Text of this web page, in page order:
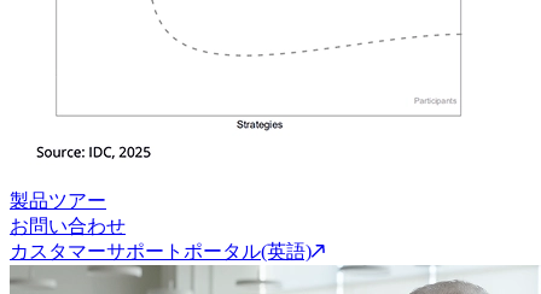
製品ツアー
お問い合わせ
カスタマーサポートポータル(英語)